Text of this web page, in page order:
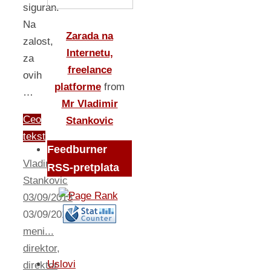
siguran.
Na
zalost,
za
ovih
…
Ceo
tekst
Vladimir
Stankovic
03/09/2013
03/09/2013O
meni...
direktor,
direktor
Zarada na
Internetu,
freelance
platforme from
Mr Vladimir
Stankovic
Feedburner
RSS-pretplata
Uslovi